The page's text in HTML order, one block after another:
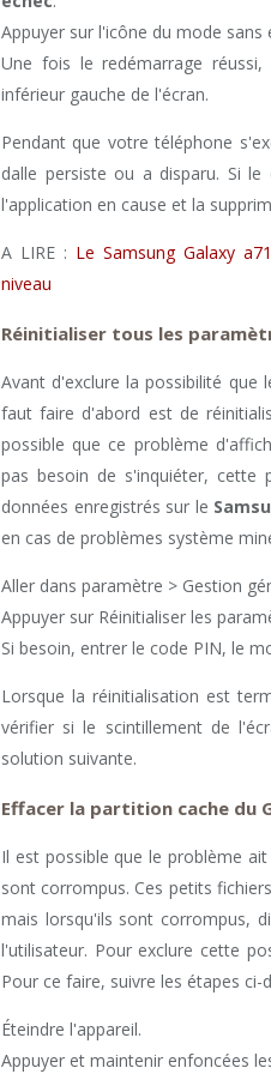
Appuyer sur l'icône du mode
Une fois le redémarrage
inférieur gauche de l'écran.
Pendant que votre téléphone
dalle persiste ou a disparu. Si
l'application en cause et la
A LIRE : Le Samsung Galaxy
niveau
Réinitialiser tous les
Avant d'exclure la possibilité
faut faire d'abord est de
possible que ce problème
pas besoin de s'inquiéter, cette
données enregistrés sur le
en cas de problèmes système
Aller dans paramètre > Gestion
Appuyer sur Réinitialiser les
Si besoin, entrer le code PIN, le
Lorsque la réinitialisation est
vérifier si le scintillement de
solution suivante.
Effacer la partition cache du
Il est possible que le problème
sont corrompus. Ces petits
mais lorsqu'ils sont corrompus,
l'utilisateur. Pour exclure cette
Pour ce faire, suivre les étapes ci-
Éteindre l'appareil.
Appuyer et maintenir enfoncées